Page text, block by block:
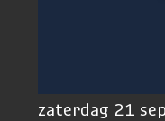
zaterdag 21